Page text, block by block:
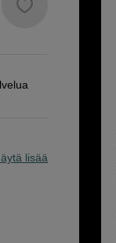
lisää